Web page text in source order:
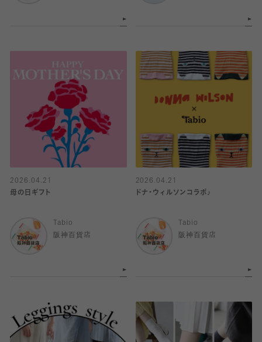
2026.04.21
母の日ギフト
Tabio
阪神百貨店
2026.04.21
ドナ・ウィルソンコラボ♪
Tabio
阪神百貨店